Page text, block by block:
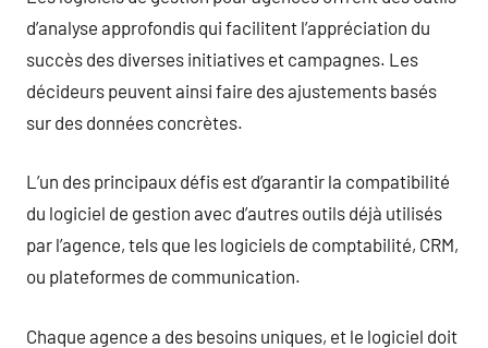
d’analyse approfondis qui facilitent l’appréciation du
succès des diverses initiatives et campagnes. Les
décideurs peuvent ainsi faire des ajustements basés
sur des données concrètes.
L’un des principaux défis est d’garantir la compatibilité
du logiciel de gestion avec d’autres outils déjà utilisés
par l’agence, tels que les logiciels de comptabilité, CRM,
ou plateformes de communication.
Chaque agence a des besoins uniques, et le logiciel doit